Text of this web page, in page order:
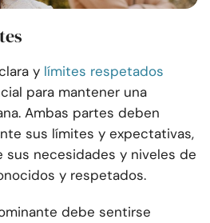
y límites respetados
para mantener una
Ambas partes deben
sus límites y expectativas,
sus necesidades y niveles de
y respetados.
debe sentirse